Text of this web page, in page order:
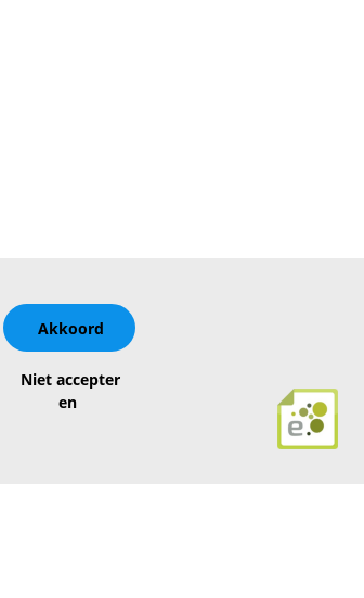
Akkoord
Niet accepter
en